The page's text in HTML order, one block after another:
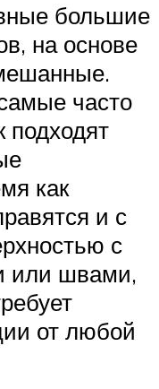
большие
на основе
часто
подходят
как
и с
с
или швами,
от любой